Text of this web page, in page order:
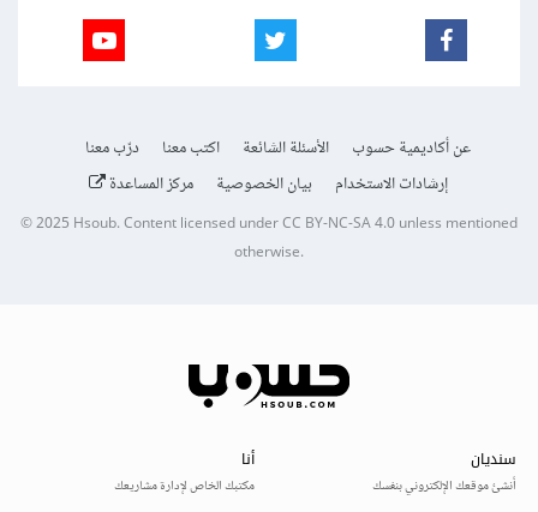
عن أكاديمية حسوب الأسئلة الشائعة اكتب معنا
درّب معنا
إرشادات الاستخدام
بيان الخصوصية مركز المساعدة
© 2025Hsoub.Content licensed underCC BY-NC-SA 4.0unless mentioned
otherwise.